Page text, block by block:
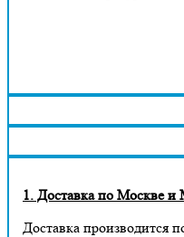
Перед покупкой
1. Доставка по Москве и
Доставка производится